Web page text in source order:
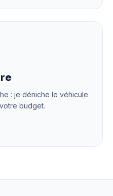
: je déniche le véhicule
budget.